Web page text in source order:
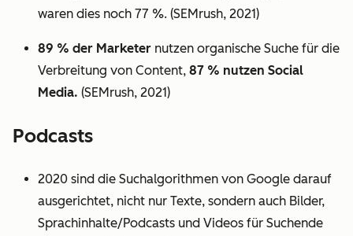
waren dies noch 77 %. (SEMrush, 2021)
89 % der Marketer nutzen organische Suche für die
Verbreitung von Content, 87 % nutzen Social
Media. (SEMrush, 2021)
Podcasts
2020 sind die Suchalgorithmen von Google darauf
ausgerichtet, nicht nur Texte, sondern auch Bilder,
Sprachinhalte/Podcasts und Videos für Suchende